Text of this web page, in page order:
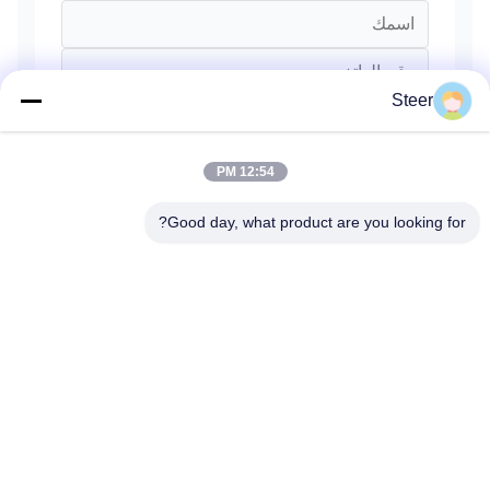
Steer
12:54 PM
Good day, what product are you looking for?